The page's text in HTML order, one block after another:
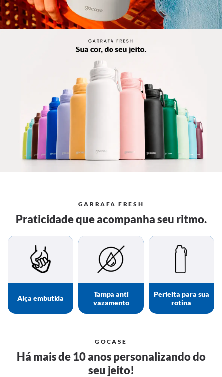
GARRAFA FRESH
Praticidade que acompanha seu ritmo.
Alça embutida
Tampa anti
vazamento
Perfeita para sua
rotina
GOCASE
Há mais de 10 anos personalizando do
seu jeito!
🎁 VOCÊ GANHOU ATÉ 50% OFF NO SITE +
CUPOM INÉDITO EXTRA
Coloque o email para liberar a oferta
GANHAR PRESENTES